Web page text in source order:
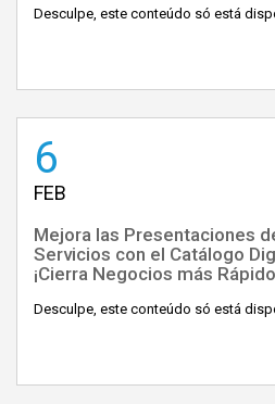
Desculpe, este conteúdo só está
6
FEB
Mejora las Presentaciones
Servicios con el Catálogo
¡Cierra Negocios más
Desculpe, este conteúdo só está